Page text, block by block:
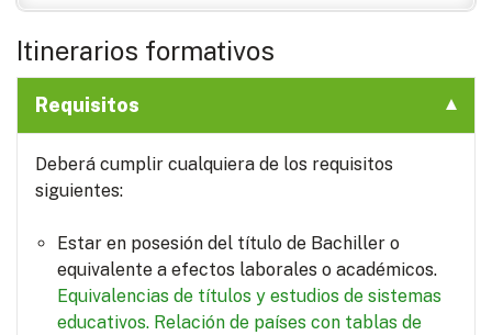
Itinerarios formativos
Requisitos
Deberá cumplir cualquiera de los requisitos
siguientes:
Estar en posesión del título de Bachiller o
equivalente a efectos laborales o académicos.
Equivalencias de títulos y estudios de sistemas
educativos. Relación de países con tablas de